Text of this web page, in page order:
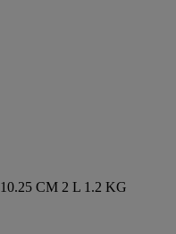
10.25 CM 2 L 1.2 KG